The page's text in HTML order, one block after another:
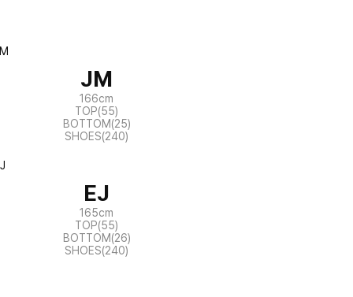
JM
166cm
TOP(55)
BOTTOM(25)
SHOES(240)
EJ
165cm
TOP(55)
BOTTOM(26)
SHOES(240)